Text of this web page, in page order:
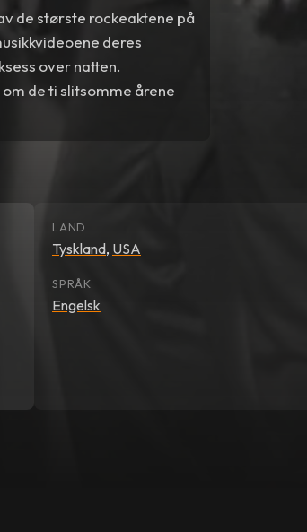
de største rockeaktene på
deres
over natten.
de ti slitsomme årene
LAND
Tyskland, USA
SPRÅK
Engelsk